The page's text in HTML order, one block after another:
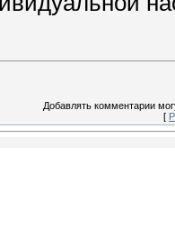
Добавлять комментарии
[